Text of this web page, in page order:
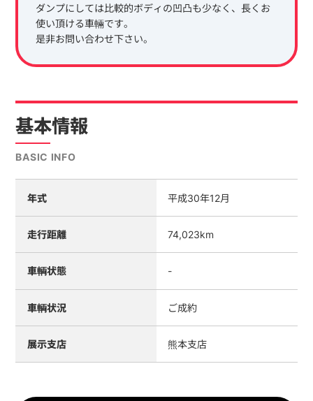
ダンプにしては比較的ボディの凹凸も少なく、長くお
使い頂ける車輛です。
是非お問い合わせ下さい。
基本情報
BASIC INFO
年式 平成30年12月
走行距離 74,023km
車輌状態 -
車輌状況 ご成約
展示支店 熊本支店